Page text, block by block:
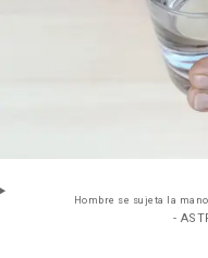
Hombre se sujeta la
-